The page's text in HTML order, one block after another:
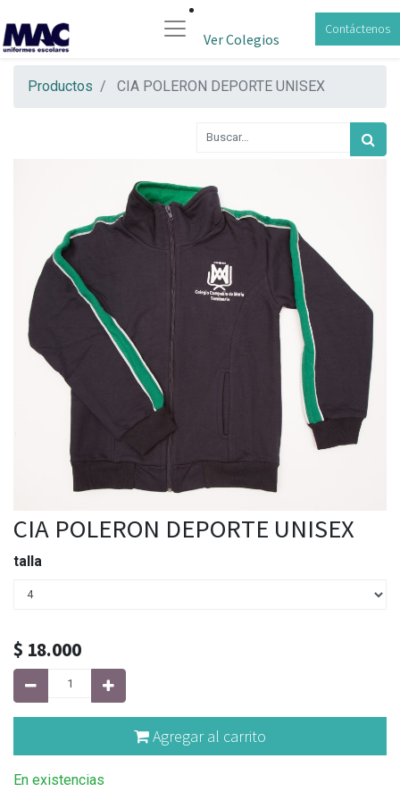
Ver Colegios
Contáctenos
Productos CIA POLERON DEPORTE UNISEX
CIA POLERON DEPORTE UNISEX
talla
$ 18.000
Agregar al carrito
En existencias